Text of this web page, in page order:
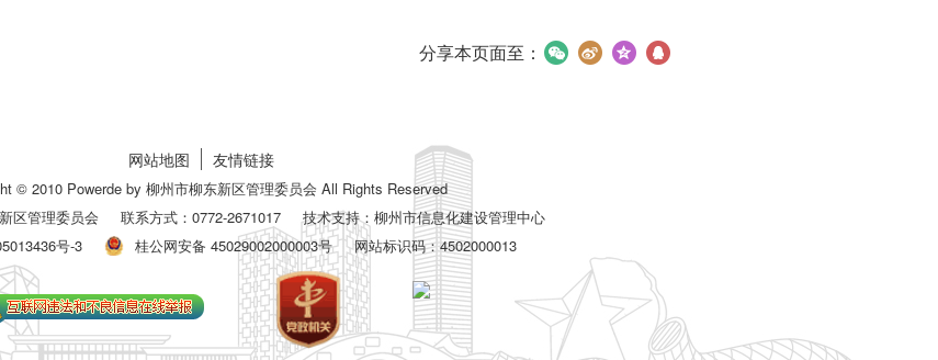
分享本页面至：
网站地图 友情链接
© 2010 Powerde by 柳州市柳东新区管理委员会 All Rights Reserved
区管理委员会
联系方式：0772-2671017
技术支持：柳州市信息化建设管理中心
号-3 桂公网安备 45029002000003号 网站标识码：4502000013